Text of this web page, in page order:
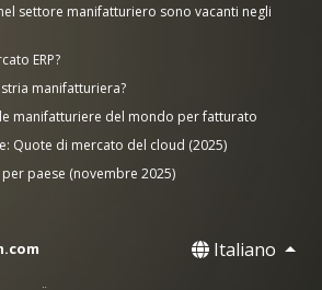
settore manifatturiero sono vacanti negli
ERP?
manifatturiera?
manifatturiere del mondo per fatturato
Quote di mercato del cloud (2025)
paese (novembre 2025)
Italiano